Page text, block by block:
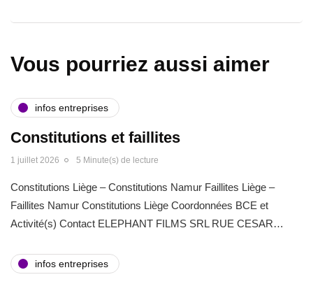
Vous pourriez aussi aimer
infos entreprises
Constitutions et faillites
1 juillet 2026 5 Minute(s) de lecture
Constitutions Liège – Constitutions Namur Faillites Liège –
Faillites Namur Constitutions Liège Coordonnées BCE et
Activité(s) Contact ELEPHANT FILMS SRL RUE CESAR…
infos entreprises